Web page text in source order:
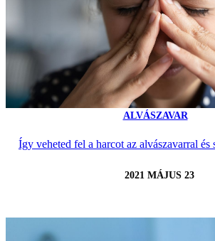
ALVÁSZAVAR
Így veheted fel a harcot az alvászavarral és
2021 MÁJUS 23